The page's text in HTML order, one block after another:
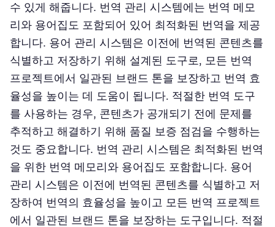
수 있게 해줍니다. 번역 관리 시스템에는 번역 메모
리와 용어집도 포함되어 있어 최적화된 번역을 제공
합니다. 용어 관리 시스템은 이전에 번역된 콘텐츠를
식별하고 저장하기 위해 설계된 도구로, 모든 번역
프로젝트에서 일관된 브랜드 톤을 보장하고 번역 효
율성을 높이는 데 도움이 됩니다. 적절한 번역 도구
를 사용하는 경우, 콘텐츠가 공개되기 전에 문제를
추적하고 해결하기 위해 품질 보증 점검을 수행하는
것도 중요합니다. 번역 관리 시스템은 최적화된 번역
을 위한 번역 메모리와 용어집도 포함합니다. 용어
관리 시스템은 이전에 번역된 콘텐츠를 식별하고 저
장하여 번역의 효율성을 높이고 모든 번역 프로젝트
에서 일관된 브랜드 톤을 보장하는 도구입니다. 적절